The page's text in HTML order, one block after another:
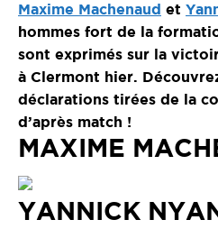
Maxime Machenaud et
hommes fort de la
sont exprimés sur la
à Clermont hier.
déclarations tirées de la
d’après match !
MAXIME
YANNICK